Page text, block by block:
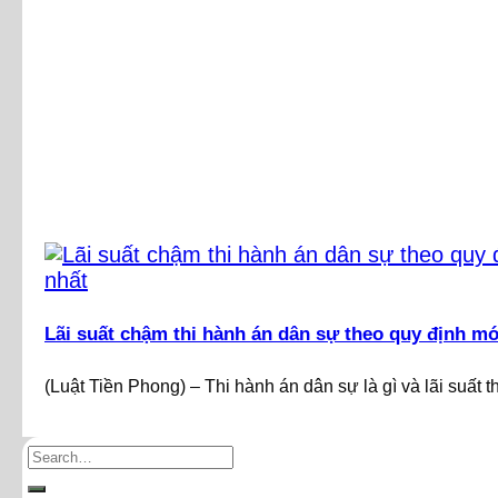
Lãi suất chậm thi hành án dân sự theo quy định
(Luật Tiền Phong) – Thi hành án dân sự là gì và lãi suất